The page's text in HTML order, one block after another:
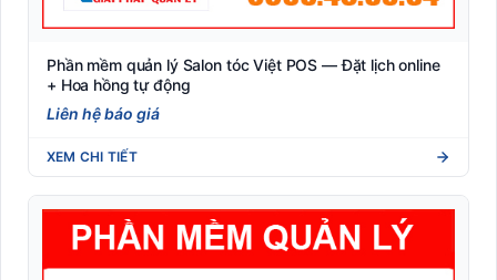
Phần mềm quản lý Salon tóc Việt POS — Đặt lịch online
+ Hoa hồng tự động
Liên hệ báo giá
XEM CHI TIẾT